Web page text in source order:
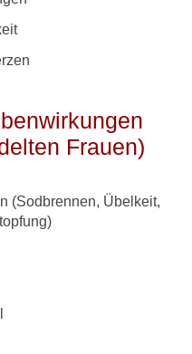
Frauen)
(Sodbrennen, Übelkeit,